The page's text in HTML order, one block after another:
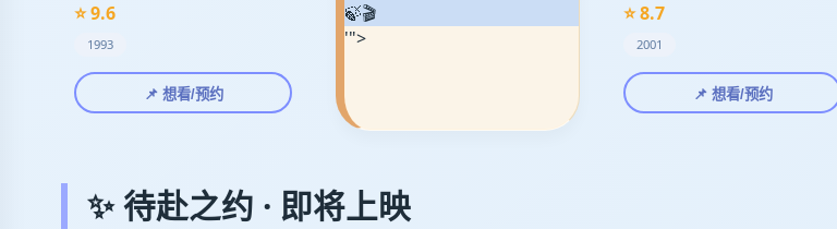
⭐ 9.6
1993
📌 想看/预约
🍃🎬
'">
⭐ 8.7
2001
📌 想看/预约
✨ 待赴之约 · 即将上映